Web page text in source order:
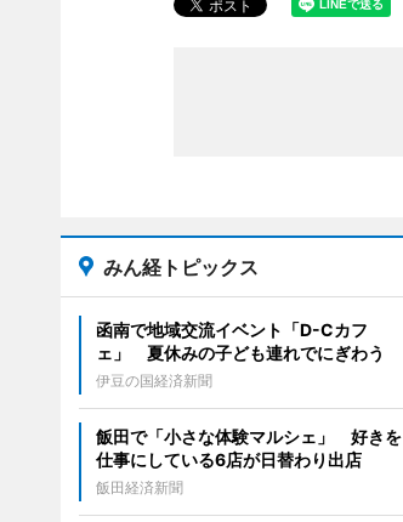
みん経トピックス
函南で地域交流イベント「D-Cカフ
ェ」 夏休みの子ども連れでにぎわう
伊豆の国経済新聞
飯田で「小さな体験マルシェ」 好きを
仕事にしている6店が日替わり出店
飯田経済新聞